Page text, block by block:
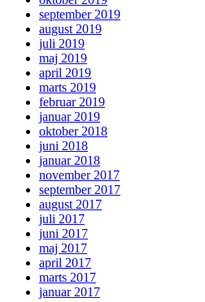
september 2019
august 2019
juli 2019
maj 2019
april 2019
marts 2019
februar 2019
januar 2019
oktober 2018
juni 2018
januar 2018
november 2017
september 2017
august 2017
juli 2017
juni 2017
maj 2017
april 2017
marts 2017
januar 2017